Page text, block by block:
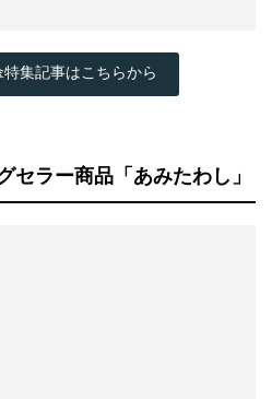
集記事はこちらから
セラー商品「あみたわし」